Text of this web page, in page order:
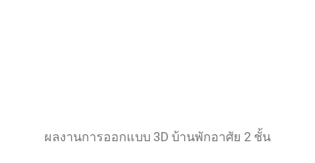
ผลงานการออกแบบ 3D บ้านพักอาศัย 2 ชั้น